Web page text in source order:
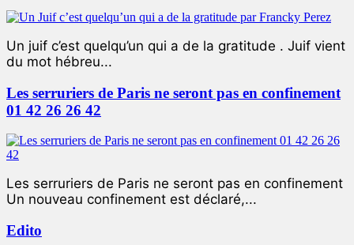
Un juif c’est quelqu’un qui a de la gratitude . Juif vient
du mot hébreu...
Les serruriers de Paris ne seront pas en confinement
01 42 26 26 42
Les serruriers de Paris ne seront pas en confinement
Un nouveau confinement est déclaré,...
Edito